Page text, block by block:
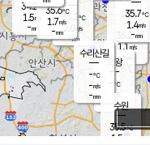
과천
35.2℃
1.1m/s
- mm
의왕
- ℃
m/s
mm
35.2 ℃
2.0 m/s
-mm
34.2℃
1.5m/s
-mm
35.6℃
1.7m/s
-mm
35.7℃
1.4m/s
-mm
수리산길
-℃
-m/s
-mm
수원
35.5℃
1.5 m/s